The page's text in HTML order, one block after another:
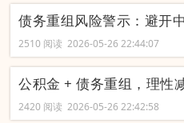
债务重组风险警示：避开
2510 阅读 2026-05-26 22:44:07
公积金 + 债务重组，理性
2420 阅读 2026-05-26 22:42:58